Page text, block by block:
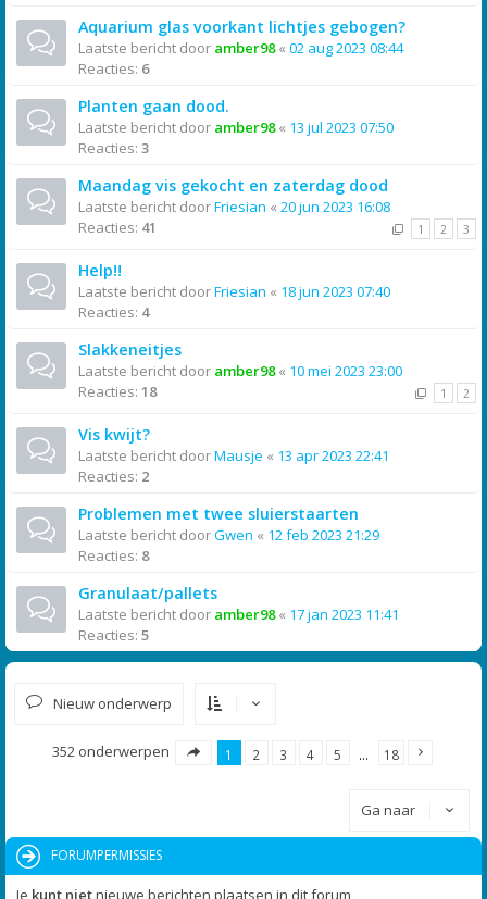
Aquarium glas voorkant lichtjes gebogen?
Laatste bericht door amber98« 02 aug 2023 08:44
Reacties: 6
Planten gaan dood.
Laatste bericht door amber98« 13 jul 2023 07:50
Reacties: 3
Maandag vis gekocht en zaterdag dood
Laatste bericht doorFriesian « 20 jun 2023 16:08
Reacties: 41 1 2 3
Help!!
Laatste bericht doorFriesian « 18 jun 2023 07:40
Reacties: 4
Slakkeneitjes
Laatste bericht door amber98« 10 mei 2023 23:00
Reacties: 18 1 2
Vis kwijt?
Laatste bericht doorMausje « 13 apr 2023 22:41
Reacties: 2
Problemen met twee sluierstaarten
Laatste bericht doorGwen « 12 feb 2023 21:29
Reacties: 8
Granulaat/pallets
Laatste bericht door amber98« 17 jan 2023 11:41
Reacties: 5
Nieuw onderwerp
352 onderwerpen 1 2 3 4 5 … 18
Ga naar
FORUMPERMISSIES
Je kunt nietnieuwe berichten plaatsen in dit forum